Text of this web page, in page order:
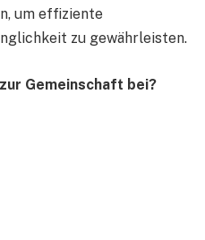
um effiziente
zu gewährleisten.
Gemeinschaft bei?